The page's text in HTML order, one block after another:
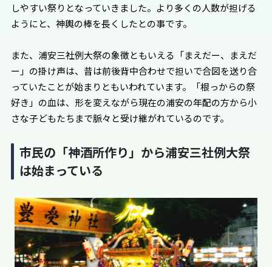
しやすい祭りとなっていきました。より多くの人数が担げる
ようにと、神輿の棒を長くしたとの事です。
また、浦安三社例大祭の象徴ともいえる「まえだー、まえだ
ー」の掛け声は、昔は前後背中合わせで担いで合図を送り合
っていたことが始まりともいわれています。「根っからの祭
好き」の血は、形を変えながら現在の浦安の年配の方から小
さな子どもたちまで脈々と受け継がれているのです。
市民の「神酒所作り」から浦安三社例大祭
は始まっている